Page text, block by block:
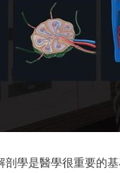
剖學是醫學很重要的